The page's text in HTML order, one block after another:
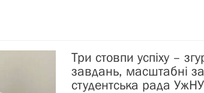
Три стовпи успіху –
завдань, масштабні
студентська рада УжНУ